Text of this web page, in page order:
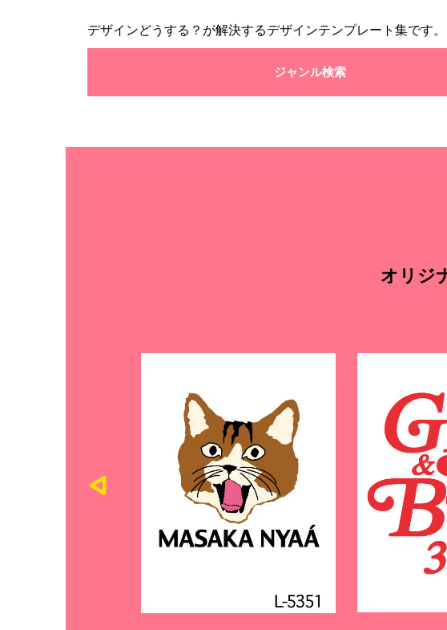
デザインどうする？が解決するデザインテンプレート集です
ジャンル検索
オリジ